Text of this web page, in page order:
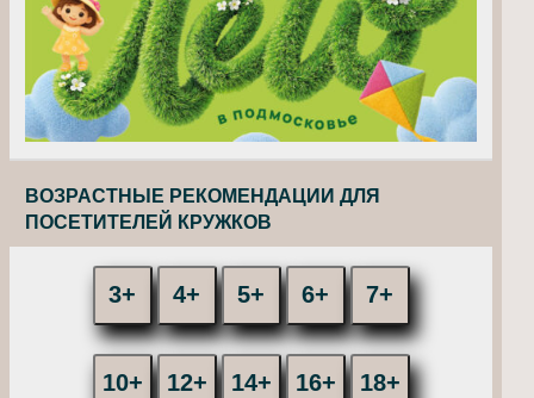
ВОЗРАСТНЫЕ РЕКОМЕНДАЦИИ ДЛЯ
ПОСЕТИТЕЛЕЙ КРУЖКОВ
3+ 4+ 5+ 6+ 7+
10+ 12+ 14+ 16+ 18+